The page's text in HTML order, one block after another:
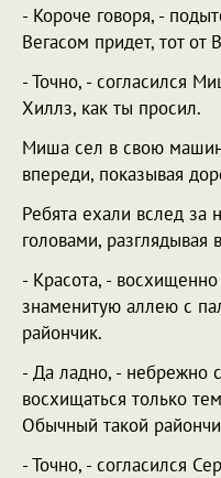
- Короче говоря, -
Вегасом придет, тот от
- Точно, - согласился
Хиллз, как ты просил.
Миша сел в свою
впереди, показывая
Ребята ехали вслед за
головами, разглядывая
- Красота, -
знаменитую аллею с
райончик.
- Да ладно, - небрежно
восхищаться только
Обычный такой
- Точно, - согласился